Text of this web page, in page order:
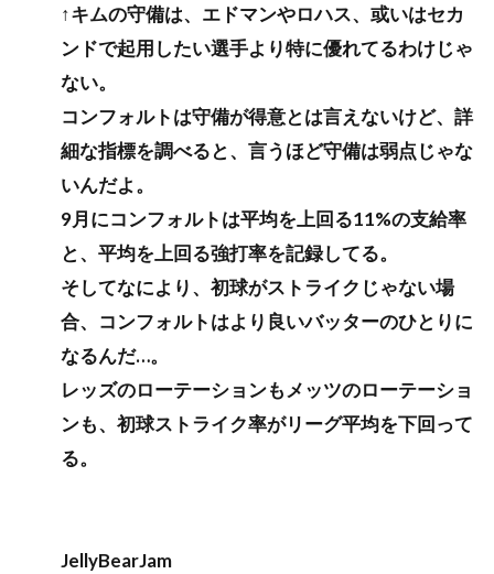
↑キムの守備は、エドマンやロハス、或いはセカ
ンドで起用したい選手より特に優れてるわけじゃ
ない。
コンフォルトは守備が得意とは言えないけど、詳
細な指標を調べると、言うほど守備は弱点じゃな
いんだよ。
9月にコンフォルトは平均を上回る11%の支給率
と、平均を上回る強打率を記録してる。
そしてなにより、初球がストライクじゃない場
合、コンフォルトはより良いバッターのひとりに
なるんだ…。
レッズのローテーションもメッツのローテーショ
ンも、初球ストライク率がリーグ平均を下回って
る。
JellyBearJam